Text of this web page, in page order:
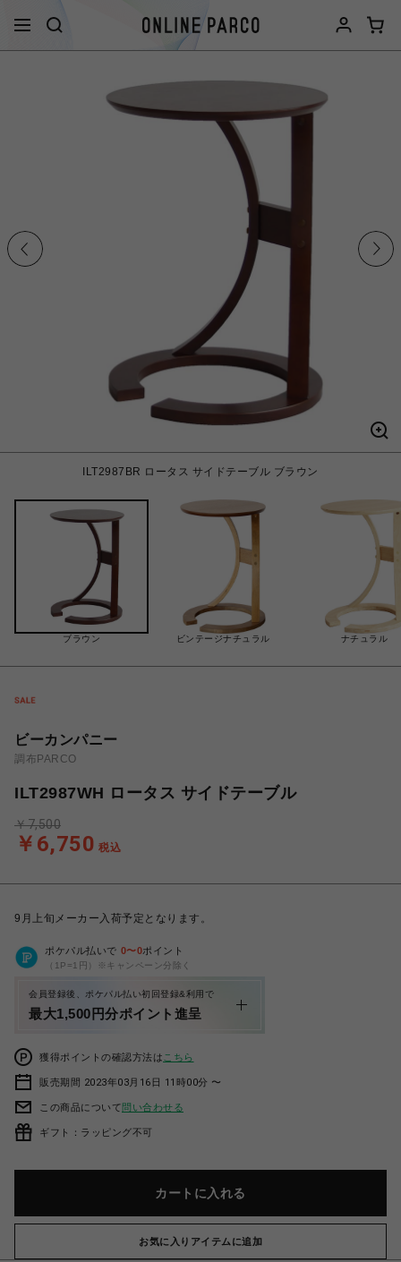
ILT2987BR ロータス サイドテーブル ブラウン
ブラウン ビンテージナチュラル ナチュラル
ビーカンパニー
調布PARCO
ILT2987WH ロータス サイドテーブル
￥6,750 税込
￥7,500
9月上旬メーカー入荷予定となります。
ポケパル払いで 0〜0ポイント
（1P=1円）※キャンペーン分除く
会員登録後、ポケパル払い初回登録&利用で
最大1,500円分ポイント進呈
獲得ポイントの確認方法は こちら
販売期間 2023年03月16日 11時00分 〜
この商品について問い合わせる
ギフト：ラッピング不可
カートに入れる
お気に入りアイテムに追加